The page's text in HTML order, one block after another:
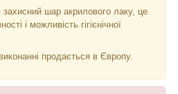
шар акрилового лаку, це
і можливість гігієнічної
продається в Європу.